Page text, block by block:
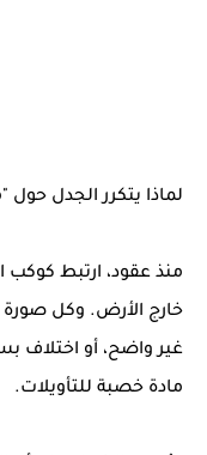
لماذا يتكرر الجدل
منذ عقود، ارتبط كوكب
خارج الأرض. وكل
غير واضح، أو اختلاف
مادة خصبة للتأويلات.